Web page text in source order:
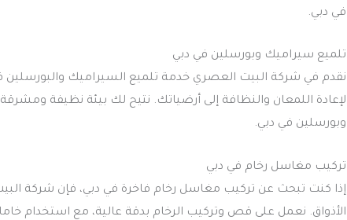
في دبي.
تلميع سيراميك وبورسلين في دبي
نقدم في شركة البيت العصري خدمة تلميع السيراميك
لإعادة اللمعان والنظافة إلى أرضياتك. نتيح لك بيئة نظيفة
وبورسلين في دبي.
تركيب مغاسل رخام في دبي
إذا كنت تبحث عن تركيب مغاسل رخام فاخرة في دبي، فإن شركة
الأذواق. نعمل على قص وتركيب الرخام بدقة عالية، مع استخدام